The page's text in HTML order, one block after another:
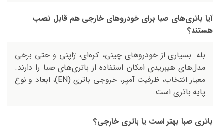
آیا باتری‌های صبا برای خودروهای خارجی هم قابل نصب
هستند؟
بله. بسیاری از خودروهای چینی، کره‌ای، ژاپنی و حتی برخی
مدل‌های هیبریدی امکان استفاده از باتری‌های صبا را دارند.
معیار انتخاب، ظرفیت آمپر، خروجی باتری (EN)، ابعاد و نوع
پایه باتری است.
باتری صبا بهتر است یا باتری خارجی؟